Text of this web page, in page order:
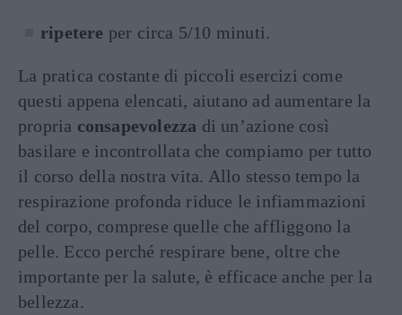
ripetere per circa 5/10 minuti.
La pratica costante di piccoli esercizi come
questi appena elencati, aiutano ad aumentare la
propria consapevolezza di un’azione così
basilare e incontrollata che compiamo per tutto
il corso della nostra vita. Allo stesso tempo la
respirazione profonda riduce le infiammazioni
del corpo, comprese quelle che affliggono la
pelle. Ecco perché respirare bene, oltre che
importante per la salute, è efficace anche per la
bellezza.